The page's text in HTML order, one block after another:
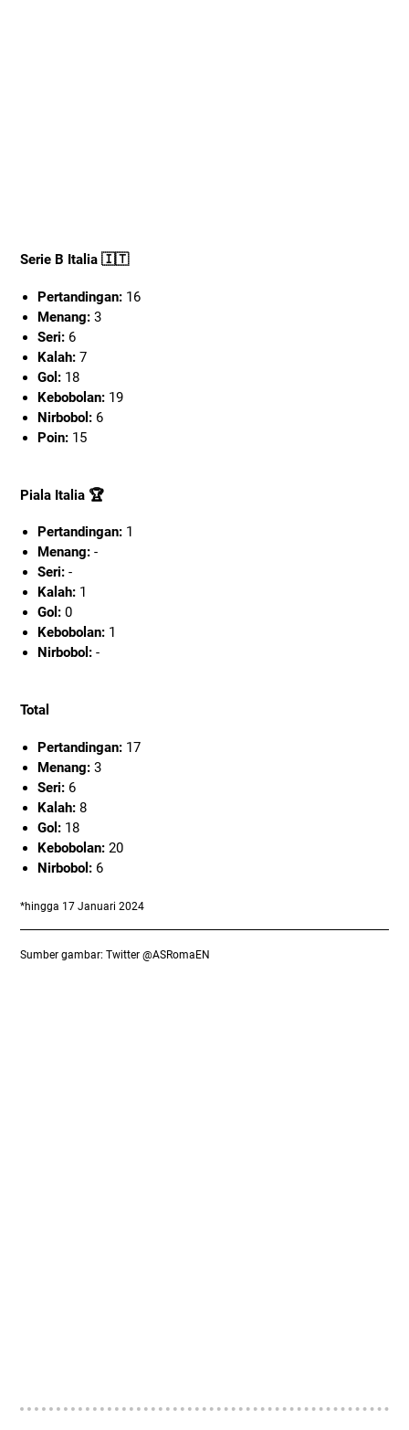
Serie B Italia 🇮🇹
Pertandingan:16
Menang:3
Seri:6
Kalah:7
Gol:18
Kebobolan:19
Nirbobol:6
Poin:15
Piala Italia 🏆
Pertandingan:1
Menang:-
Seri:-
Kalah:1
Gol:0
Kebobolan:1
Nirbobol:-
Total
Pertandingan:17
Menang:3
Seri:6
Kalah:8
Gol:18
Kebobolan:20
Nirbobol:6
*hingga 17 Januari 2024
Sumber gambar: Twitter @ASRomaEN